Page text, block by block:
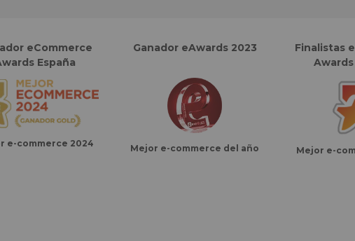
eCommerce
España
e-commerce 2024
Ganador eAwards 2023
Mejor e-commerce del año
Finalistas
Awards
Mejor e-